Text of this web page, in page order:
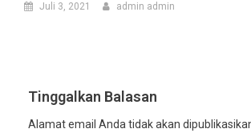
Juli 3, 2021 admin admin
Tinggalkan Balasan
Alamat email Anda tidak akan